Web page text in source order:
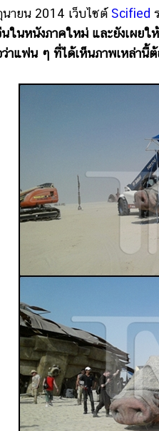
น 2014 เว็บไซต์Scified
ในหนังภาคใหม่ และยังเผยใ
าแฟน ๆ ที่ได้เห็นภาพเหล่านี้ต้